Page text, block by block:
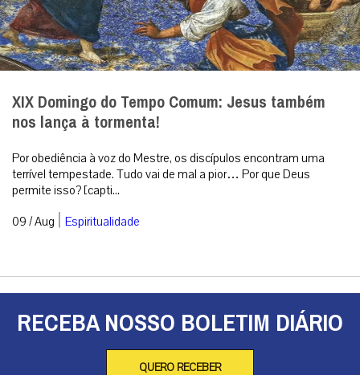
XIX Domingo do Tempo Comum: Jesus também
nos lança à tormenta!
Por obediência à voz do Mestre, os discípulos encontram uma
terrível tempestade. Tudo vai de mal a pior… Por que Deus
permite isso? [capti...
09 / Aug | Espiritualidade
RECEBA NOSSO BOLETIM DIÁRIO
QUERO RECEBER